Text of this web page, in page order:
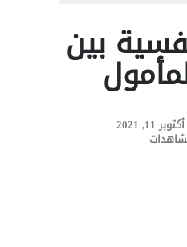
بين
أكتوبر 11, 2021